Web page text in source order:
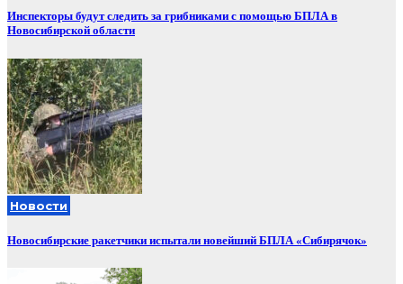
Инспекторы будут следить за грибниками с помощью БПЛА в
Новосибирской области
Новости
Новосибирские ракетчики испытали новейший БПЛА «Сибирячок»